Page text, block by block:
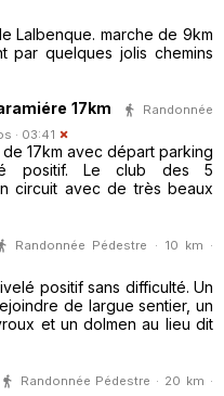
Lalbenque. marche de 9km
par quelques jolis chemins
17km
Randonnée
· 03:41
17km avec départ parking
positif. Le club des 5
circuit avec de très beaux
Randonnée Pédestre · 10 km ·
positif sans difficulté. Un
de largue sentier, un
et un dolmen au lieu dit
Randonnée Pédestre · 20 km ·